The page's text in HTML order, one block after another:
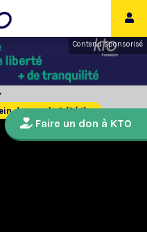
Contenu sponsorisé
du couple ? (2/4)
Faire un don à KTO